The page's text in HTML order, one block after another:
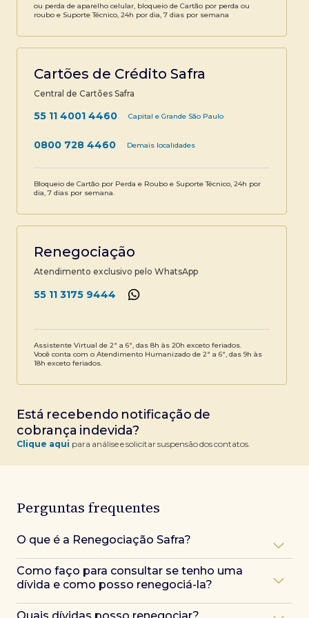
ou perda de aparelho celular, bloqueio de Cartão por perda ou
roubo e Suporte Técnico, 24h por dia, 7 dias por semana
Cartões de Crédito Safra
Central de Cartões Safra
55 11 4001 4460 Capital e Grande São Paulo
0800 728 4460 Demais localidades
Bloqueio de Cartão por Perda e Roubo e Suporte Técnico, 24h por
dia, 7 dias por semana.
Renegociação
Atendimento exclusivo pelo WhatsApp
55 11 3175 9444
Assistente Virtual de 2ª a 6ª, das 8h às 20h exceto feriados.
Você conta com o Atendimento Humanizado de 2ª a 6ª, das 9h às
18h exceto feriados.
Está recebendo notificação de
cobrança indevida? ​
Clique aqui para análise e solicitar suspensão dos contatos.​
Perguntas frequentes
O que é a Renegociação Safra?
É um canal de renegociação do Banco Safra, em
que você pode regularizar suas dívidas de
empréstimos, limites da conta e cartão de crédito.
Como faço para consultar se tenho uma
dívida e como posso renegociá-la?
Entre em contato pelo nosso WhatsApp no (11)